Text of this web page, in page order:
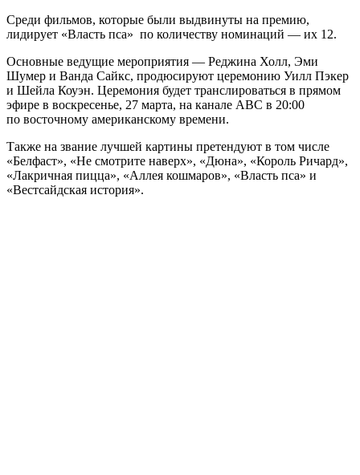
Среди фильмов, которые были выдвинуты на премию,
лидирует «Власть пса» по количеству номинаций — их 12.
Основные ведущие мероприятия — Реджина Холл, Эми
Шумер и Ванда Сайкс, продюсируют церемонию Уилл Пэкер
и Шейла Коуэн. Церемония будет транслироваться в прямом
эфире в воскресенье, 27 марта, на канале ABC в 20:00
по восточному американскому времени.
Также на звание лучшей картины претендуют в том числе
«Белфаст», «Не смотрите наверх», «Дюна», «Король Ричард»,
«Лакричная пицца», «Аллея кошмаров», «Власть пса» и
«Вестсайдская история».